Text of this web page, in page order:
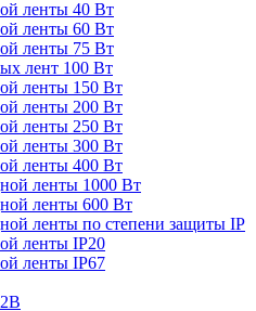
ленты 40 Вт
ленты 60 Вт
ленты 75 Вт
лент 100 Вт
ленты 150 Вт
ленты 200 Вт
ленты 250 Вт
ленты 300 Вт
ленты 400 Вт
ленты 1000 Вт
ленты 600 Вт
ленты по степени защиты IP
ленты IP20
ленты IP67